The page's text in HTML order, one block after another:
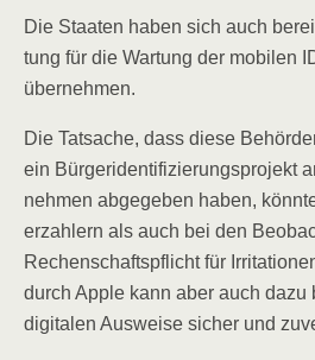
Die Staa­ten haben sich auch
tung für die War­tung der mobi­len
übernehmen.
Die Tat­sa­che, dass die­se
ein Bür­ge­riden­ti­fi­zie­rungs­pro­jekt
neh­men abge­ge­ben haben,
er­zah­lern als auch bei den
Rechen­schafts­pflicht für
durch Apple kann aber auch dazu
digi­ta­len Aus­wei­se sicher und